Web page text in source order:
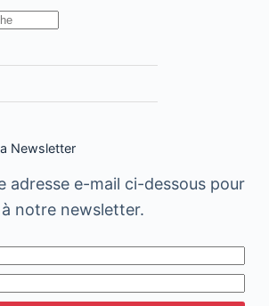
Newsletter
adresse e-mail ci-dessous pour
notre newsletter.